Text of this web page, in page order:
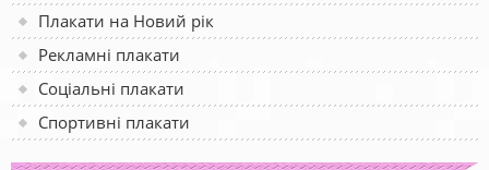
Плакати на Новий рік
Рекламні плакати
Соціальні плакати
Спортивні плакати